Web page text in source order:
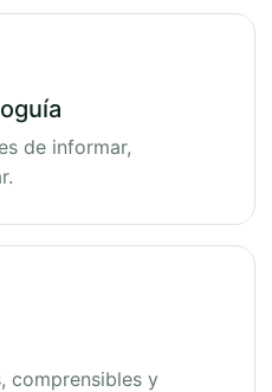
de informar,
comprensibles y